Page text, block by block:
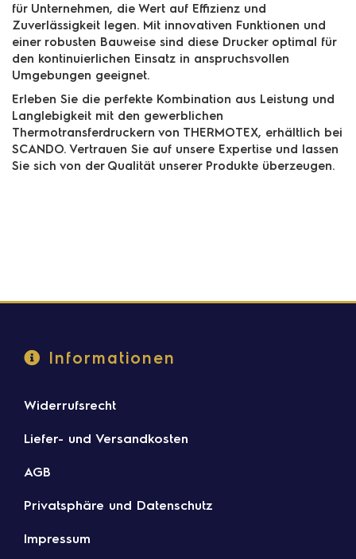
für Unternehmen, die Wert auf Effizienz und
Zuverlässigkeit legen. Mit innovativen Funktionen und
einer robusten Bauweise sind diese Drucker optimal für
den kontinuierlichen Einsatz in anspruchsvollen
Umgebungen geeignet.
Erleben Sie die perfekte Kombination aus Leistung und
Langlebigkeit mit den gewerblichen
Thermotransferdruckern von THERMOTEX, erhältlich bei
SCANDO. Vertrauen Sie auf unsere Expertise und lassen
Sie sich von der Qualität unserer Produkte überzeugen.
Informationen
Widerrufsrecht
Liefer- und Versandkosten
AGB
Privatsphäre und Datenschutz
Impressum